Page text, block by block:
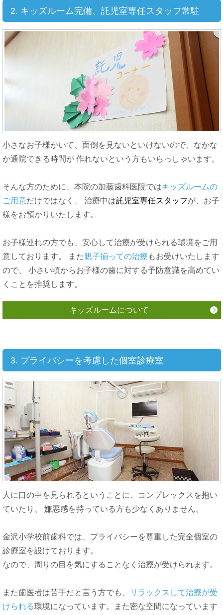
2. キッズルーム完備、託児室専任スタッフ常駐
小さなお子様がいて、面倒を見ないといけないので、なかな
か通院できる時間が 作れないという方もいらっしゃいます。
そんな方のために、本院の加藤歯科医院ではキッズルームの
ご用意だけではなく、 治療中は託児室専任スタッフが、お子
様をお預かりいたします。
お子様連れの方でも、安心して治療が受けられる環境をご用
意しております。 また親子揃っての治療 もお受けいたします
ので、 小さい頃からお子様の歯に対する予防意識を高めてい
くことを推奨します。
キッズルームについて
3. プライバシーを考慮した個室診療室
人に口の中を見られるということに、コンプレックスを抱い
ていたり、 嫌悪感を持っている方も少なくありません。
金沢小学校前歯科では、プライバシーを尊重した完全個室の
診療室を設けております。
なので、周りの目を気にすることなく治療が受けられます。
また歯医者は苦手だと言う方でも、
リラックスして治療が受
けられる環境になっています。また密な空間になっています